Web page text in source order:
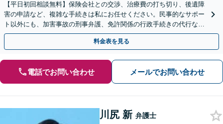
【平日初回相談無料】保険会社との交渉、治療費の打ち切り、後遺障
害の申請など、複雑な手続きは私にお任せください。民事的なサポー
ト以外にも、加害事故の刑事弁護、免許関係の行政手続きの代行な
ど、幅広くサポートいたします【Web・電話での対応可能】
料金表を見る
電話でお問い合わせ メールでお問い合わせ
川尻 新 弁護士